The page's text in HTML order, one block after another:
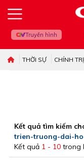
Truyền hình
THỜI SỰ CHÍNH TRỊ
Kết quả tìm kiếm
trien-truong-dai-
Kết quả 1 - 10 trong